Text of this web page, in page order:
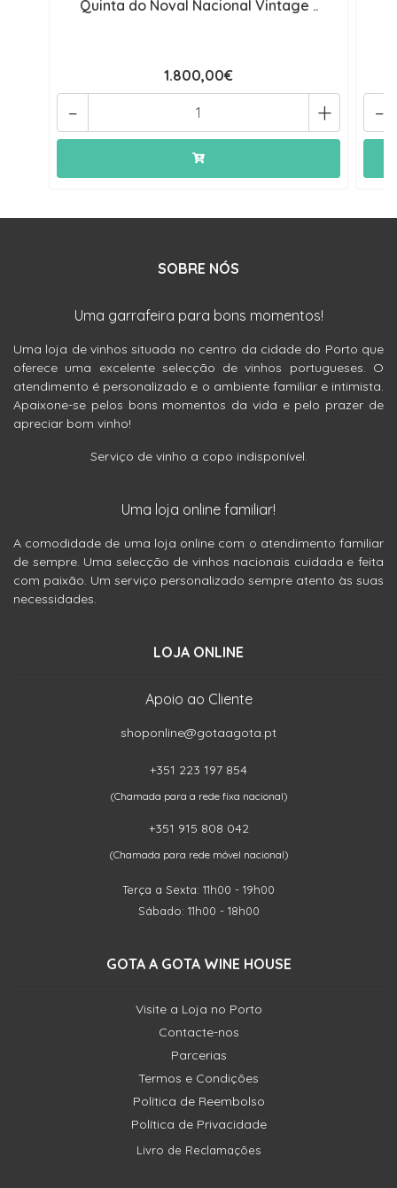
Quinta do Noval Nacional Vintage ..
1.800,00€
+
- -
SOBRE NÓS
Uma garrafeira para bons momentos!
Uma loja de vinhos situada no centro da cidade do Porto que
oferece uma excelente selecção de vinhos portugueses. O
atendimento é personalizado e o ambiente familiar e intimista.
Apaixone-se pelos bons momentos da vida e pelo prazer de
apreciar bom vinho!
Serviço de vinho a copo indisponível.
Uma loja online familiar!
A comodidade de uma loja online com o atendimento familiar
de sempre. Uma selecção de vinhos nacionais cuidada e feita
com paixão. Um serviço personalizado sempre atento às suas
necessidades.
LOJA ONLINE
Apoio ao Cliente
shoponline@gotaagota.pt
+351 223 197 854
(Chamada para a rede fixa nacional)
+351 915 808 042
(Chamada para rede móvel nacional)
Terça a Sexta: 11h00 - 19h00
Sábado: 11h00 - 18h00
GOTA A GOTA WINE HOUSE
Visite a Loja no Porto
Contacte-nos
Parcerias
Termos e Condições
Política de Reembolso
Política de Privacidade
Livro de Reclamações